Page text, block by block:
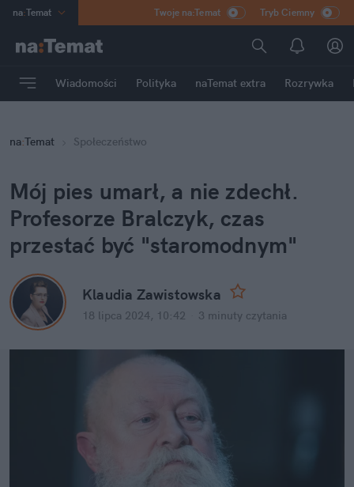
na:Temat
Poland
mama
Rozrywka
Twoje na:Temat Tryb Ciemny
Wiadomości Polityka naTemat extra Rozrywka
na:Temat Społeczeństwo
Mój pies umarł, a nie zdechł.
Profesorze Bralczyk, czas
przestać być "staromodnym"
Klaudia Zawistowska
18 lipca 2024, 10:42 3 minuty czytania